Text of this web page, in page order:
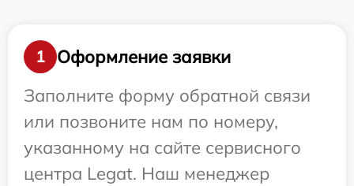
1
Оформление заявки
Заполните форму обратной связи
или позвоните нам по номеру,
указанному на сайте сервисного
центра Legat. Наш менеджер